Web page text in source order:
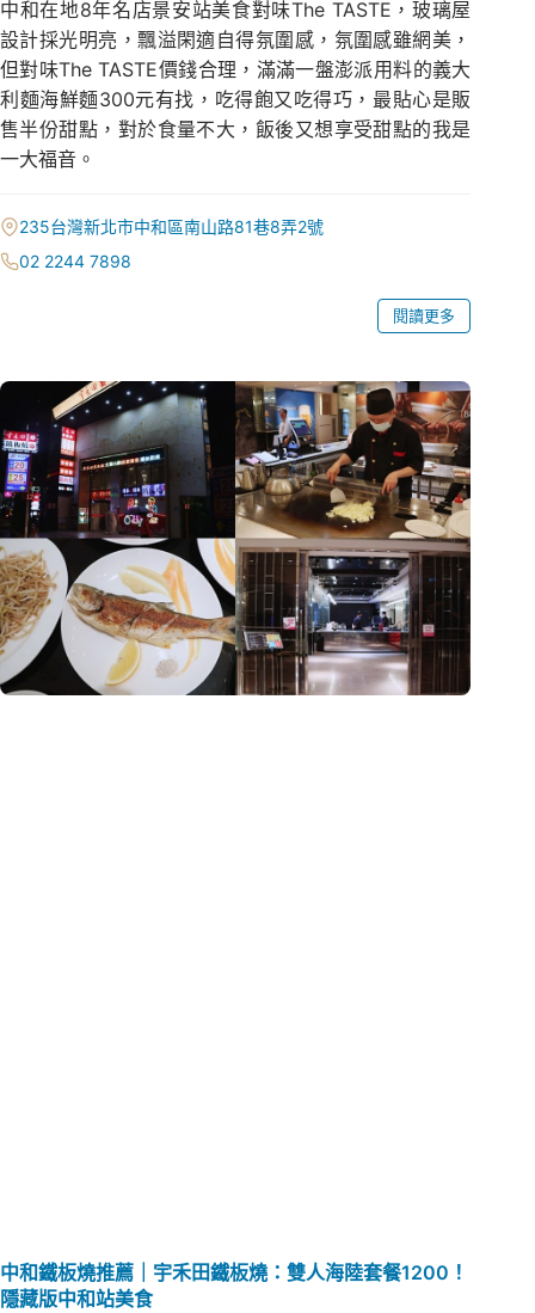
中和在地8年名店景安站美食對味The TASTE，玻璃屋
設計採光明亮，飄溢閑適自得氛圍感，氛圍感雖網美，
但對味The TASTE價錢合理，滿滿一盤澎派用料的義大
利麵海鮮麵300元有找，吃得飽又吃得巧，最貼心是販
售半份甜點，對於食量不大，飯後又想享受甜點的我是
一大福音。
235台灣新北市中和區南山路81巷8弄2號
02 2244 7898
閱讀更多
中和鐵板燒推薦｜宇禾田鐵板燒：雙人海陸套餐1200！
隱藏版中和站美食